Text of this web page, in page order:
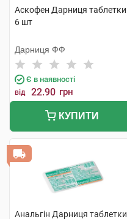
Аскофен Дарниця таблетки
6 шт
Дарниця ФФ
Є в наявності
від 22.90 грн
КУПИТИ
Анальгін Дарниця таблетки